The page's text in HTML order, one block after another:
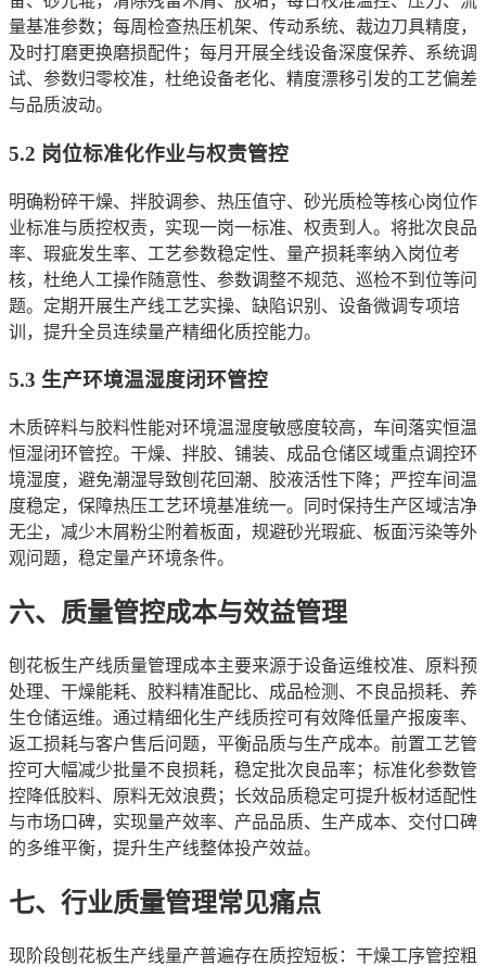
量基准参数；每周检查热压机架、传动系统、裁边刀具精度，
及时打磨更换磨损配件；每月开展全线设备深度保养、系统调
试、参数归零校准，杜绝设备老化、精度漂移引发的工艺偏差
与品质波动。
5.2 岗位标准化作业与权责管控
明确粉碎干燥、拌胶调参、热压值守、砂光质检等核心岗位作
业标准与质控权责，实现一岗一标准、权责到人。将批次良品
率、瑕疵发生率、工艺参数稳定性、量产损耗率纳入岗位考
核，杜绝人工操作随意性、参数调整不规范、巡检不到位等问
题。定期开展生产线工艺实操、缺陷识别、设备微调专项培
训，提升全员连续量产精细化质控能力。
5.3 生产环境温湿度闭环管控
木质碎料与胶料性能对环境温湿度敏感度较高，车间落实恒温
恒湿闭环管控。干燥、拌胶、铺装、成品仓储区域重点调控环
境湿度，避免潮湿导致刨花回潮、胶液活性下降；严控车间温
度稳定，保障热压工艺环境基准统一。同时保持生产区域洁净
无尘，减少木屑粉尘附着板面，规避砂光瑕疵、板面污染等外
观问题，稳定量产环境条件。
六、质量管控成本与效益管理
刨花板生产线质量管理成本主要来源于设备运维校准、原料预
处理、干燥能耗、胶料精准配比、成品检测、不良品损耗、养
生仓储运维。通过精细化生产线质控可有效降低量产报废率、
返工损耗与客户售后问题，平衡品质与生产成本。前置工艺管
控可大幅减少批量不良损耗，稳定批次良品率；标准化参数管
控降低胶料、原料无效浪费；长效品质稳定可提升板材适配性
与市场口碑，实现量产效率、产品品质、生产成本、交付口碑
的多维平衡，提升生产线整体投产效益。
七、行业质量管理常见痛点
现阶段刨花板生产线量产普遍存在质控短板：干燥工序管控粗